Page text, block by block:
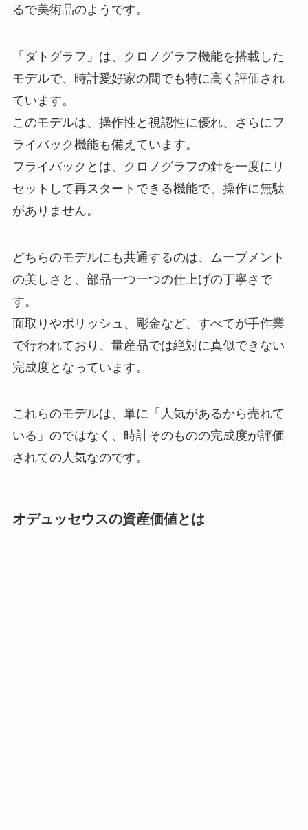
るで美術品のようです。
「ダトグラフ」は、クロノグラフ機能を搭載した
モデルで、時計愛好家の間でも特に高く評価され
ています。
このモデルは、操作性と視認性に優れ、さらにフ
ライバック機能も備えています。
フライバックとは、クロノグラフの針を一度にリ
セットして再スタートできる機能で、操作に無駄
がありません。
どちらのモデルにも共通するのは、ムーブメント
の美しさと、部品一つ一つの仕上げの丁寧さで
す。
面取りやポリッシュ、彫金など、すべてが手作業
で行われており、量産品では絶対に真似できない
完成度となっています。
これらのモデルは、単に「人気があるから売れて
いる」のではなく、時計そのものの完成度が評価
されての人気なのです。
オデュッセウスの資産価値とは